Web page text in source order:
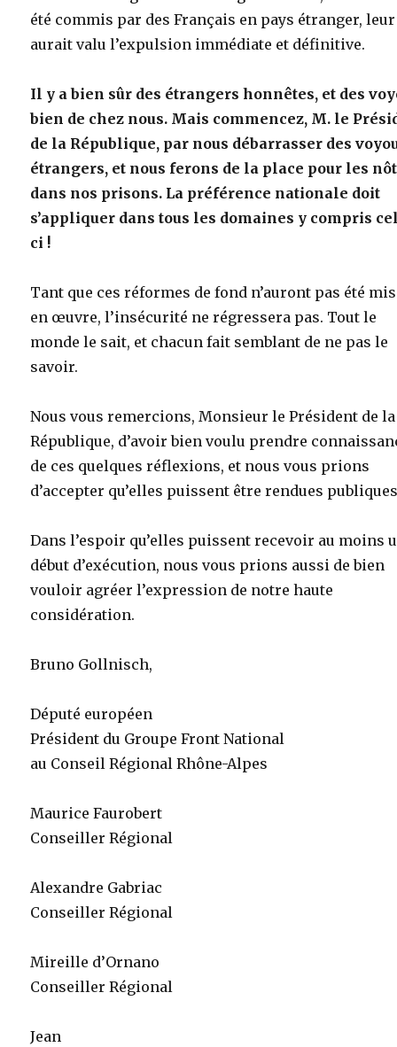
été commis par des Français en pays étranger, leur
aurait valu l’expulsion immédiate et définitive.
Il y a bien sûr des étrangers honnêtes, et des
bien de chez nous. Mais commencez, M. le
de la République, par nous débarrasser des
étrangers, et nous ferons de la place pour les
dans nos prisons. La préférence nationale doit
s’appliquer dans tous les domaines y compris
ci !
Tant que ces réformes de fond n’auront pas été
en œuvre, l’insécurité ne régressera pas. Tout le
monde le sait, et chacun fait semblant de ne pas le
savoir.
Nous vous remercions, Monsieur le Président de la
République, d’avoir bien voulu prendre
de ces quelques réflexions, et nous vous prions
d’accepter qu’elles puissent être rendues
Dans l’espoir qu’elles puissent recevoir au moins
début d’exécution, nous vous prions aussi de bien
vouloir agréer l’expression de notre haute
considération.
Bruno Gollnisch,
Député européen
Président du Groupe Front National
au Conseil Régional Rhône-Alpes
Maurice Faurobert
Conseiller Régional
Alexandre Gabriac
Conseiller Régional
Mireille d’Ornano
Conseiller Régional
Jean